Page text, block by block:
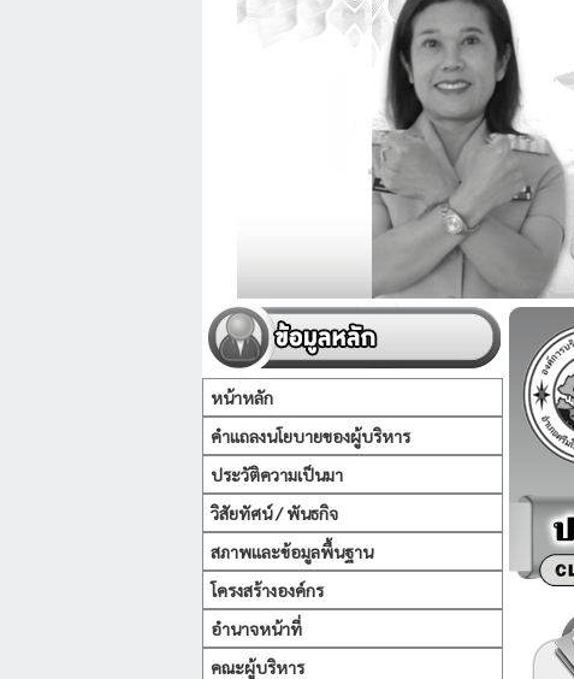
หน้าหลัก
คำแถลงนโยบายของผู้บริหาร
ประวัติความเป็นมา
วิสัยทัศน์ / พันธกิจ
สภาพและข้อมูลพื้นฐาน
โครงสร้างองค์กร
อำนาจหน้าที่
คณะผู้บริหาร